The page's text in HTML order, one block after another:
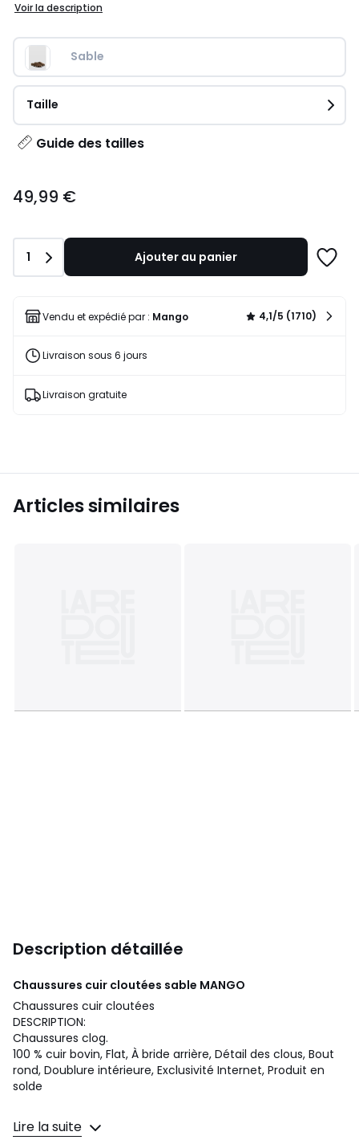
Voir la description
Sable
Taille
Guide des tailles
€.
49,99 €
Quantité
1 Ajouter au panier
liste
Vendu et expédié par : Mango 4,1/5 (1710)
Livraison sous 6 jours
Livraison gratuite
Articles similaires
Description détaillée
Chaussures cuir cloutées sable MANGO
Chaussures cuir cloutées
DESCRIPTION:
Chaussures clog.
100 % cuir bovin, Flat, À bride arrière, Détail des clous, Bout
rond, Doublure intérieure, Exclusivité Internet, Produit en
solde
COMPOSITION, ORIGINE ET ENTRETIEN:
100% cuir bovin
Lire la suite